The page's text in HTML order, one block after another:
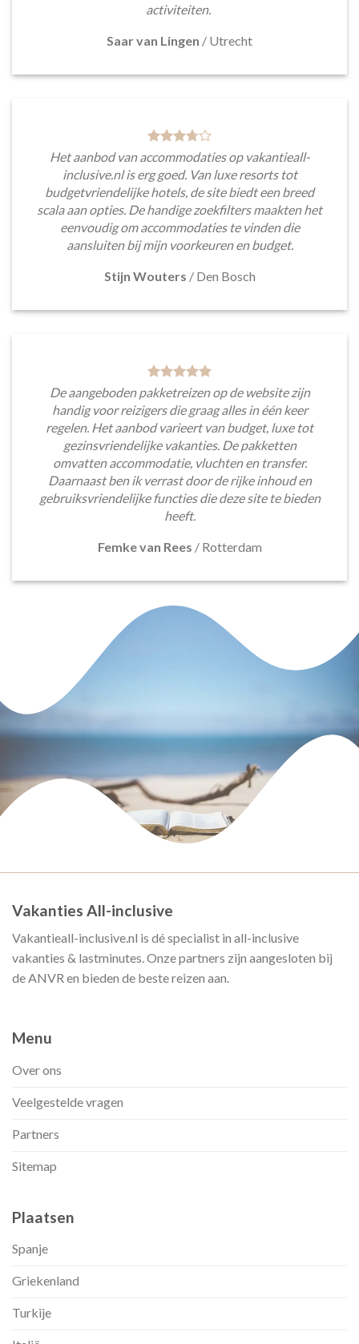
activiteiten.
Saar van Lingen / Utrecht
Het aanbod van accommodaties op vakantieall-
inclusive.nl is erg goed. Van luxe resorts tot
budgetvriendelijke hotels, de site biedt een breed
scala aan opties. De handige zoekfilters maakten het
eenvoudig om accommodaties te vinden die
aansluiten bij mijn voorkeuren en budget.
Stijn Wouters / Den Bosch
De aangeboden pakketreizen op de website zijn
handig voor reizigers die graag alles in één keer
regelen. Het aanbod varieert van budget, luxe tot
gezinsvriendelijke vakanties. De pakketten
omvatten accommodatie, vluchten en transfer.
Daarnaast ben ik verrast door de rijke inhoud en
gebruiksvriendelijke functies die deze site te bieden
heeft.
Femke van Rees / Rotterdam
Vakanties All-inclusive
Vakantieall-inclusive.nl is dé specialist in all-inclusive
vakanties & lastminutes. Onze partners zijn aangesloten bij
de ANVR en bieden de beste reizen aan.
Menu
Over ons
Veelgestelde vragen
Partners
Sitemap
Plaatsen
Spanje
Griekenland
Turkije